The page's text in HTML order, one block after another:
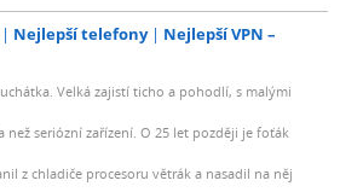
Nejlepší telefony
Nejlepší VPN –
Velká zajistí ticho a pohodlí, s malými
seriózní zařízení. O 25 let později je foťák
z chladiče procesoru větrák a nasadil na něj